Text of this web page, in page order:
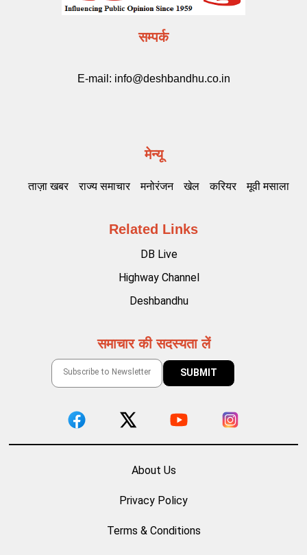
सम्पर्क
E-mail: info@deshbandhu.co.in
मेन्यू
ताज़ा खबर राज्य समाचार मनोरंजन खेल करियर मूवी मसाला
Related Links
DB Live
Highway Channel
Deshbandhu
समाचार की सदस्यता लें
About Us
Privacy Policy
Terms & Conditions